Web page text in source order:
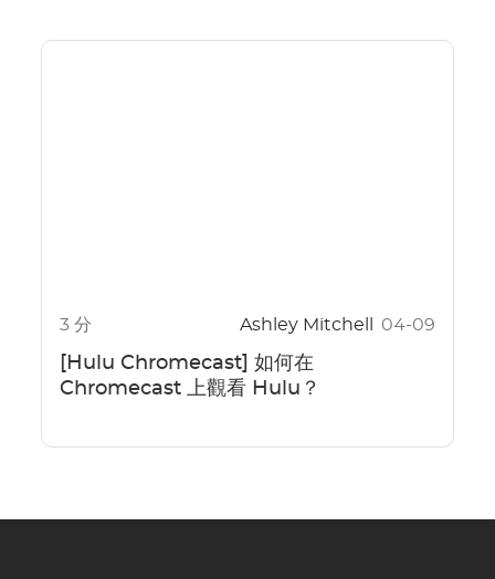
3 分 Ashley Mitchell 04-09
[Hulu Chromecast] 如何在
Chromecast 上觀看 Hulu？